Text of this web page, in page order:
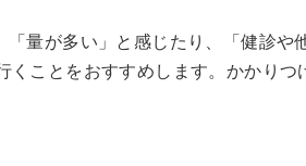
量が多い」と感じたり、「健診や
くことをおすすめします。かかり